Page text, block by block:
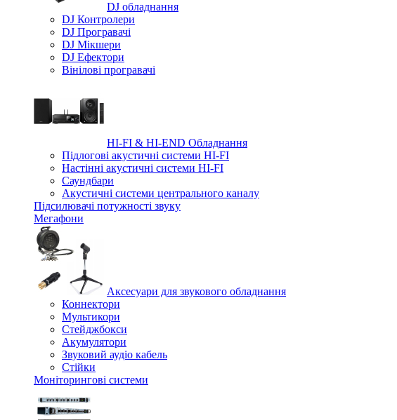
DJ обладнання
DJ Контролери
DJ Програвачі
DJ Мікшери
DJ Ефектори
Вінілові програвачі
HI-FI & HI-END Обладнання
Підлогові акустичні системи HI-FI
Настінні акустичні системи HI-FI
Саундбари
Акустичні системи центрального каналу
Підсилювачі потужності звуку
Мегафони
Аксесуари для звукового обладнання
Коннектори
Мультикори
Стейджбокси
Акумулятори
Звуковий аудіо кабель
Стійки
Моніторингові системи